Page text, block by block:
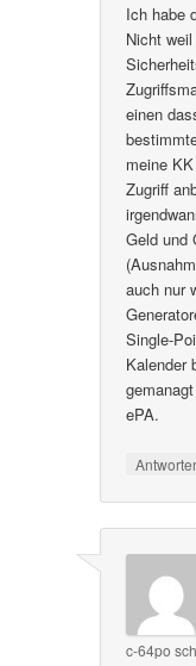
Ich habe
Nicht
einen
meine
Zugriff
Geld und
auch nur
Single-
Kalender
ePA.
c-64po